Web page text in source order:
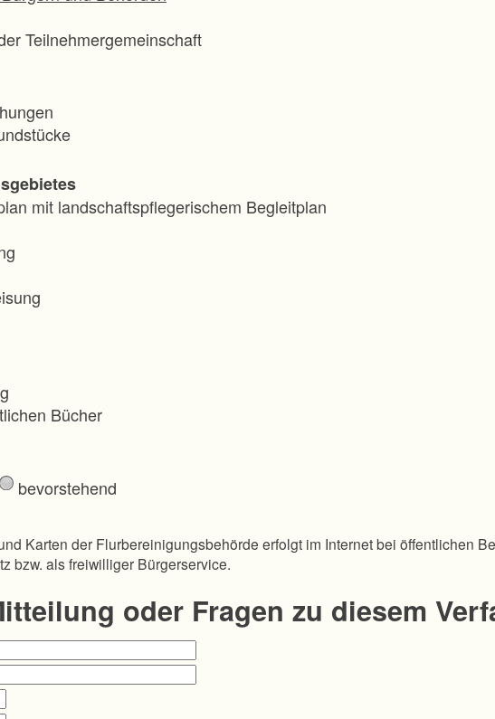
Teilnehmergemeinschaft
mit landschaftspflegerischem Begleitplan
Bücher
bevorstehend
Karten der Flurbereinigungsbehörde erfolgt im Internet bei öffentlichen
bzw. als freiwilliger Bürgerservice.
oder Fragen zu diesem